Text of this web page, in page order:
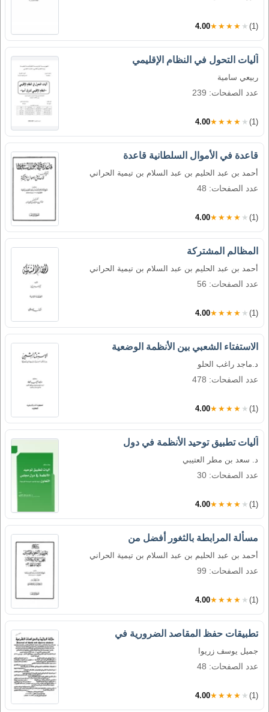
4.00★★★★★ (1)
آليات التحول في النظام الإقليمي
ربيعي سامية
عدد الصفحات: 239
4.00★★★★★ (1)
قاعدة في الأموال السلطانية قاعدة
أحمد بن عبد الحليم بن عبد السلام بن تيمية الحراني
عدد الصفحات: 48
4.00★★★★★ (1)
المظالم المشتركة
أحمد بن عبد الحليم بن عبد السلام بن تيمية الحراني
عدد الصفحات: 56
4.00★★★★★ (1)
الاستفتاء الشعبي بين الأنظمة الوضعية
د.ماجد راغب الحلو
عدد الصفحات: 478
4.00★★★★★ (1)
آليات تطبيق توحيد الأنظمة في دول
د. سعد بن مطر العتيبي
عدد الصفحات: 30
4.00★★★★★ (1)
مسألة المرابطة بالثغور أفضل من
أحمد بن عبد الحليم بن عبد السلام بن تيمية الحراني
عدد الصفحات: 99
4.00★★★★★ (1)
تطبيقات حفظ المقاصد الضرورية في
جميل يوسف زريوا
عدد الصفحات: 48
4.00★★★★★ (1)